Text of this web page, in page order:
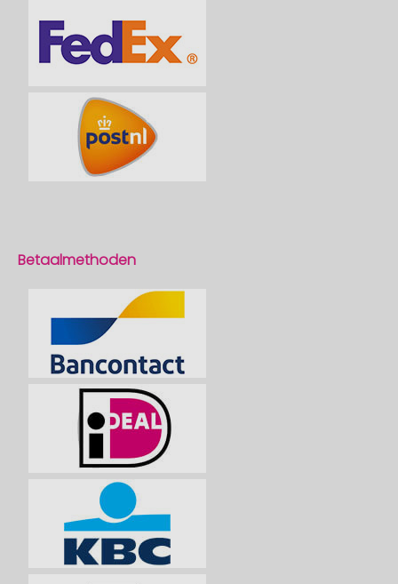
Betaalmethoden